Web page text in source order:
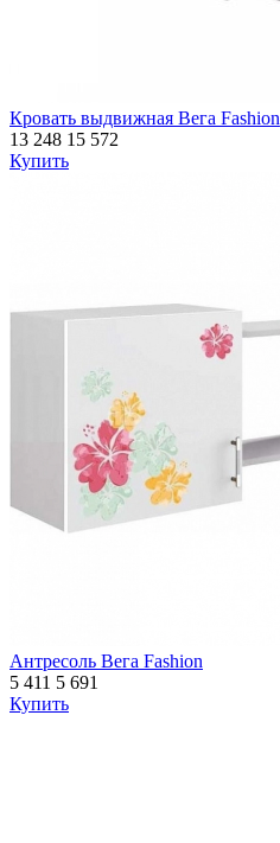
Кровать выдвижная Вега Fashion
13 248 15 572
Купить
Антресоль Вега Fashion
5 411 5 691
Купить